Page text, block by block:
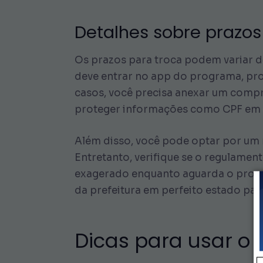
Detalhes sobre
Os prazos para troca podem variar
deve entrar no app do programa,
casos, você precisa anexar um
proteger informações como CPF em
Além disso, você pode optar por
Entretanto, verifique se o
exagerado enquanto aguarda o
da prefeitura em perfeito estado
Dicas para usar o